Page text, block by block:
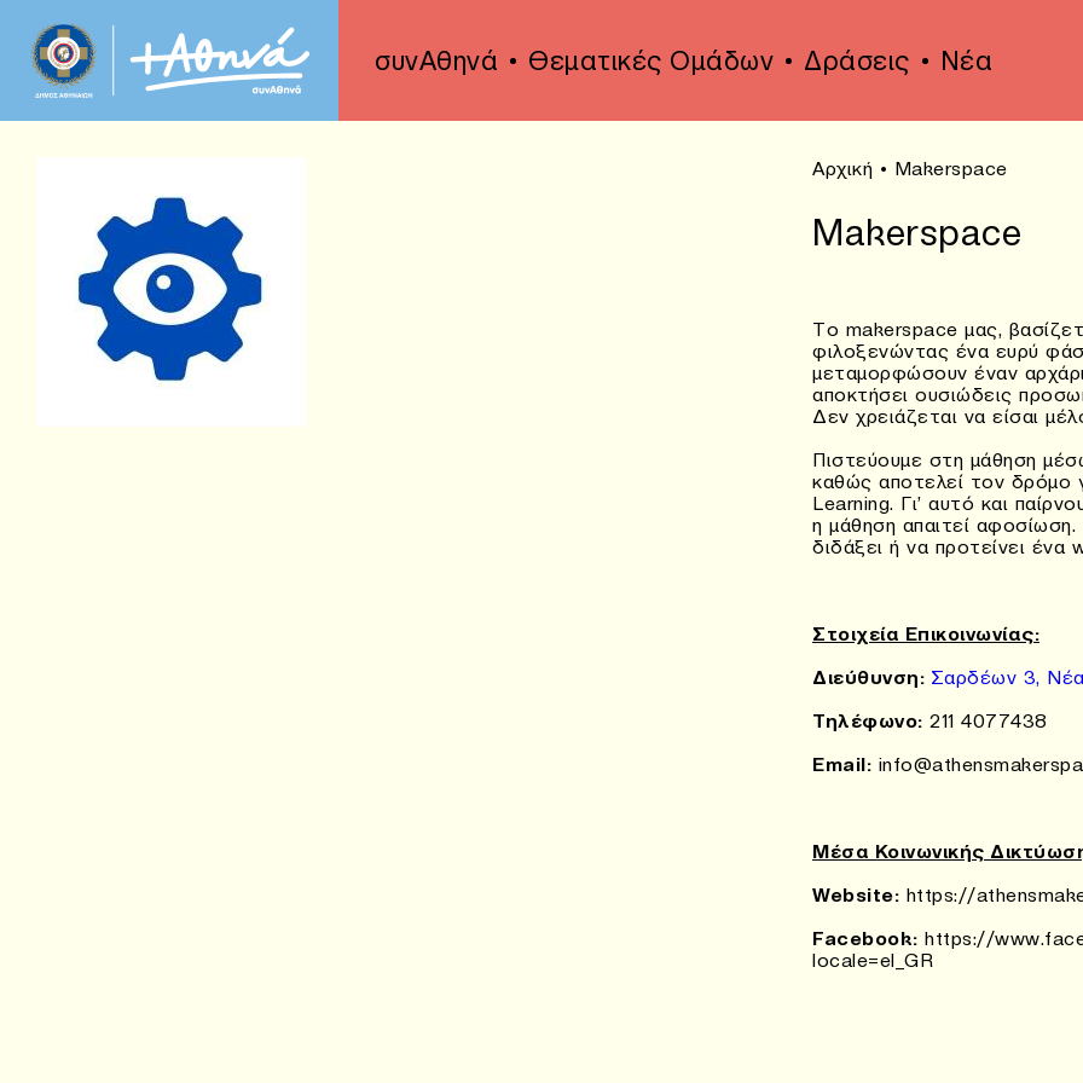
συνΑθηνά Θεματικές Ομάδων Δράσεις Νέα
Αρχική • Makerspace
Makerspace
Το makerspace μας,
φιλοξενώντας ένα ευρύ
μεταμορφώσουν έναν
αποκτήσει ουσιώδεις
Δεν χρειάζεται να είσαι
Πιστεύουμε στη μάθηση
καθώς αποτελεί τον δρόμο
Learning. Γι’ αυτό και
η μάθηση απαιτεί
διδάξει ή να προτείνει ένα
Στοιχεία Επικοινωνίας:
Διεύθυνση: Σαρδέων 3, Νέα
Τηλέφωνο: 211 4077438
Email:
Μέσα Κοινωνικής
Website: https://
Facebook: https://
locale=el_GR